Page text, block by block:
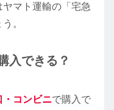
マト運輸の「宅急
。
入できる？
コンビニで購入で